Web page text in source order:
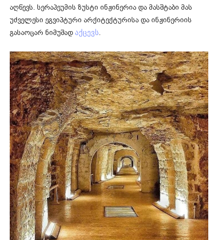
აღწევს. სერაპეუმის ზუსტი ინჟინერია და მასშტაბი მას
უძველესი ეგვიპტური არქიტექტურისა და ინჟინერიის
გასაოცარ ნიმუშად აქცევს.